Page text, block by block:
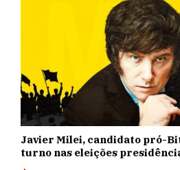
Javier Milei, candidato pró-
turno nas eleições